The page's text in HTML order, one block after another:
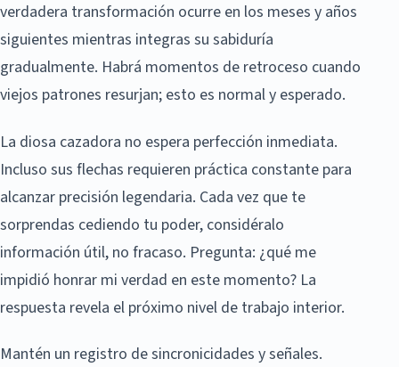
verdadera transformación ocurre en los meses y años
siguientes mientras integras su sabiduría
gradualmente. Habrá momentos de retroceso cuando
viejos patrones resurjan; esto es normal y esperado.
La diosa cazadora no espera perfección inmediata.
Incluso sus flechas requieren práctica constante para
alcanzar precisión legendaria. Cada vez que te
sorprendas cediendo tu poder, considéralo
información útil, no fracaso. Pregunta: ¿qué me
impidió honrar mi verdad en este momento? La
respuesta revela el próximo nivel de trabajo interior.
Mantén un registro de sincronicidades y señales.